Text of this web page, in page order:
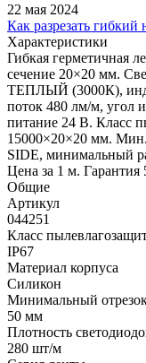
22 мая 2024
Как разрезать
Характеристики
Гибкая герметичная
сечение 20×20 мм.
ТЕПЛЫЙ (3000К),
поток 480 лм/м, угол
питание 24 В. Класс
15000×20×20 мм.
SIDE, минимальный
Цена за 1 м. Гарантия
Общие
Артикул
044251
Класс
IP67
Материал корпуса
Силикон
Минимальный
50 мм
Плотность
280 шт/м